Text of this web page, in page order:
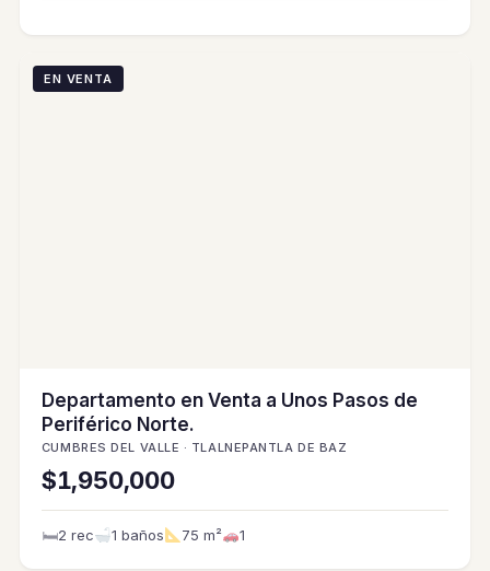
EN VENTA
Departamento en Venta a Unos Pasos de
Periférico Norte.
CUMBRES DEL VALLE · TLALNEPANTLA DE BAZ
$1,950,000
🛏2 rec 1 baños 75 m² 1